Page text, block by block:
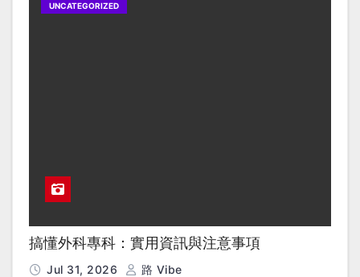
UNCATEGORIZED
搞懂外科專科：實用資訊與注意事項
Jul 31, 2026 路 Vibe